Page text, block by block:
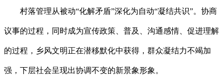
村落管理从被动“化解矛盾”深化为自动“凝结共识”。协商
议事的过程，同时成为宣传政策、普及、沟通感情、促进理解
的过程，乡风文明正在潜移默化中获得，群众凝结力不竭加
强，下层社会呈现出协调不变的新景象形象。